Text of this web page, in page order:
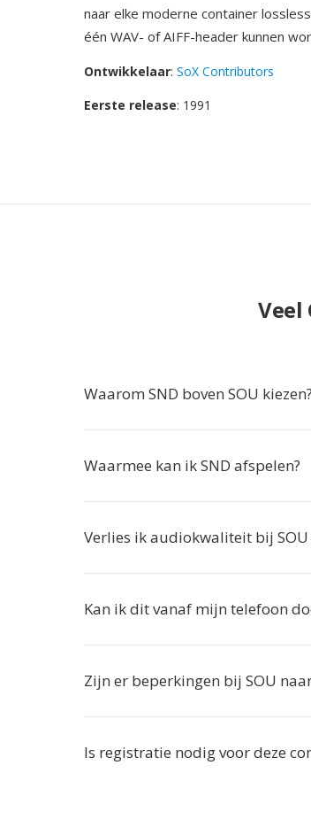
naar elke moderne container
één WAV- of AIFF-header kunnen
Ontwikkelaar: SoX Contributors
Eerste release: 1991
Veel
Waarom SND boven SOU kiezen?
Waarmee kan ik SND afspelen?
Verlies ik audiokwaliteit bij SOU
Kan ik dit vanaf mijn telefoon
Zijn er beperkingen bij SOU
Is registratie nodig voor deze